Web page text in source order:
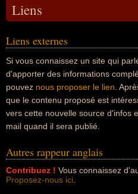
Liens
Liens externes
Si vous connaissez un site qui
d'apporter des informations
pouvez nous proposer le lien .
que le contenu proposé est
vers cette nouvelle source d'infos
mail quand il sera publié.
Autres rappeur anglais
Contribuez ! Vous connaissez
Proposez-nous ici